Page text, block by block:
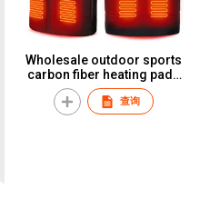
Wholesale outdoor sports
carbon fiber heating pads
custom men's and
women's machine
washable heating vests
查询